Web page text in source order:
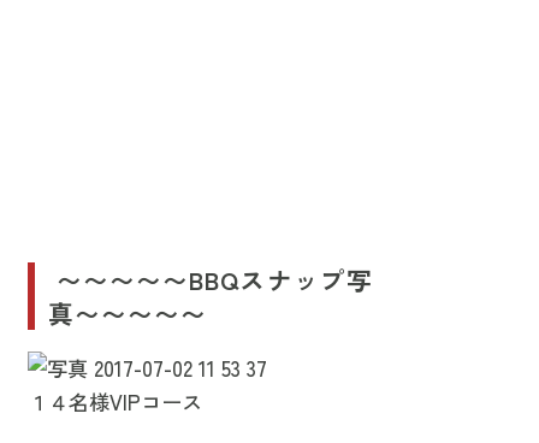
〜〜〜〜〜BBQスナップ写
真〜〜〜〜〜
１４名様VIPコース